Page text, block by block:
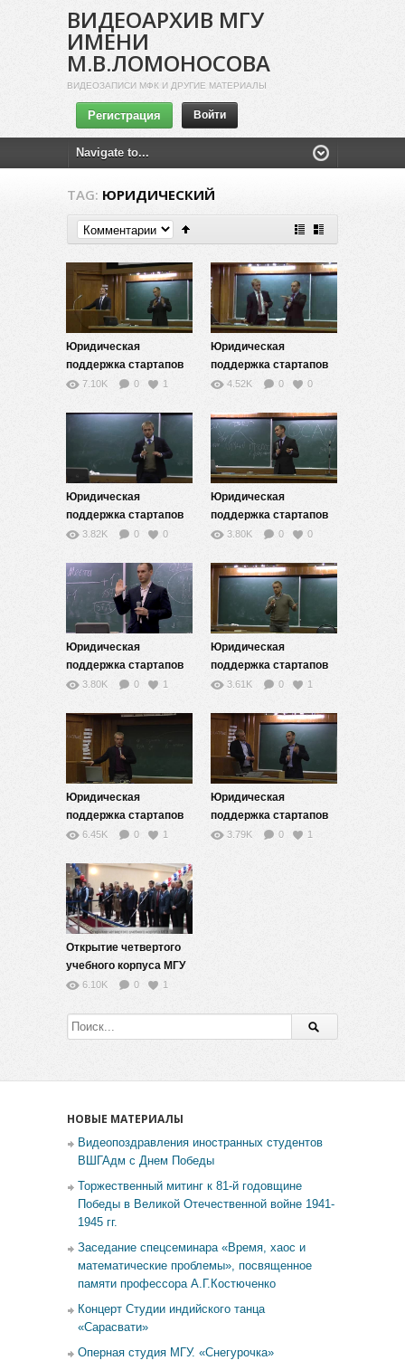
ВИДЕОАРХИВ МГУ
ИМЕНИ
М.В.ЛОМОНОСОВА
ВИДЕОЗАПИСИ МФК И ДРУГИЕ МАТЕРИАЛЫ
Регистрация Войти
TAG: ЮРИДИЧЕСКИЙ
Юридическая
поддержка стартапов
— 17.10K 0 1
Юридическая
поддержка стартапов
— 24.52K 0 0
Юридическая
поддержка стартапов
— 33.82K 0 0
Юридическая
поддержка стартапов
— 43.80K 0 0
Юридическая
поддержка стартапов
— 53.80K 0 1
Юридическая
поддержка стартапов
— 63.61K 0 1
Юридическая
поддержка стартапов
— 76.45K 0 1
Юридическая
поддержка стартапов
— 83.79K 0 1
Открытие четвертого
учебного корпуса МГУ
6.10K 0 1
НОВЫЕ МАТЕРИАЛЫ
Видеопоздравления иностранных студентов
ВШГАдм с Днем Победы
Торжественный митинг к 81-й годовщине
Победы в Великой Отечественной войне 1941-
1945 гг.
Заседание спецсеминара «Время, хаос и
математические проблемы», посвященное
памяти профессора А.Г.Костюченко
Концерт Студии индийского танца
«Сарасвати»
Оперная студия МГУ. «Снегурочка»